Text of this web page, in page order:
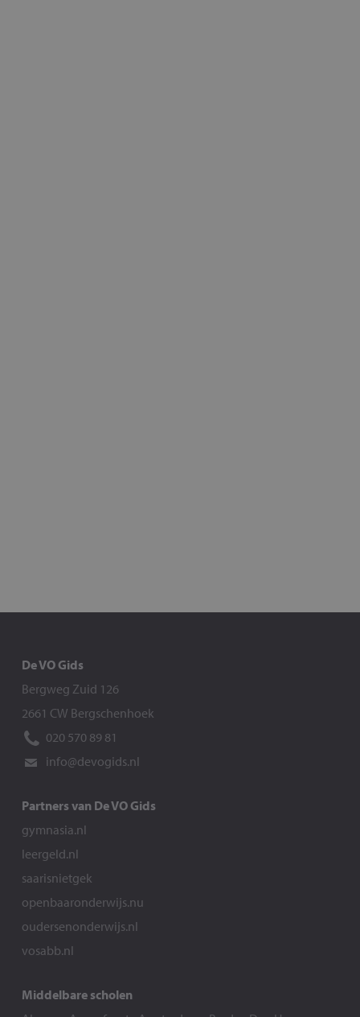
De VO Gids
Bergweg Zuid 126
2661 CW Bergschenhoek
020 570 89 81
info@devogids.nl
Partners van De VO Gids
gymnasia.nl
leergeld.nl
saarisnietgek
openbaaronderwijs.nu
oudersenonderwijs.nl
vosabb.nl
Middelbare scholen